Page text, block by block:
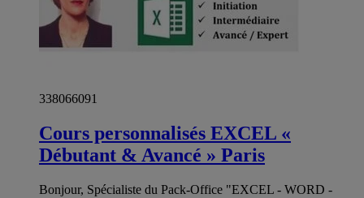
338066091
Cours personnalisés EXCEL «
Débutant & Avancé » Paris
Bonjour, Spécialiste du Pack-Office "EXCEL - WORD -